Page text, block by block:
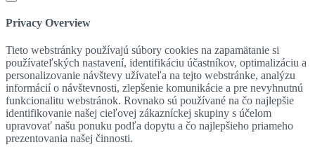
Privacy Overview
Tieto webstránky používajú súbory cookies na zapamätanie si
používateľských nastavení, identifikáciu účastníkov, optimalizáciu a
personalizovanie návštevy užívateľa na tejto webstránke, analýzu
informácií o návštevnosti, zlepšenie komunikácie a pre nevyhnutnú
funkcionalitu webstránok. Rovnako sú používané na čo najlepšie
identifikovanie našej cieľovej zákazníckej skupiny s účelom
upravovať našu ponuku podľa dopytu a čo najlepšieho priameho
prezentovania našej činnosti.